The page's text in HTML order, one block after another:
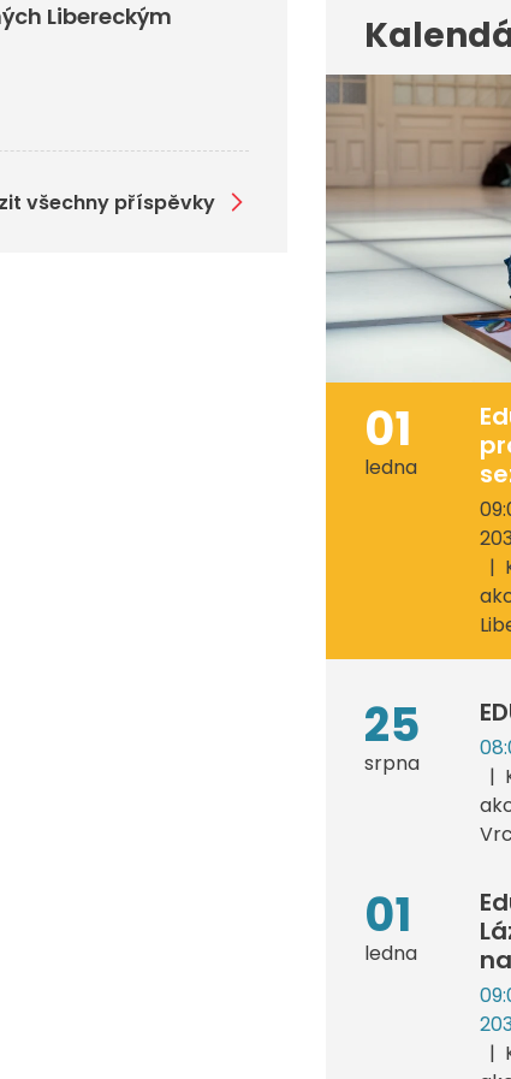
Libereckým
všechny příspěvky
01
ledna
25
srpna
01
ledna